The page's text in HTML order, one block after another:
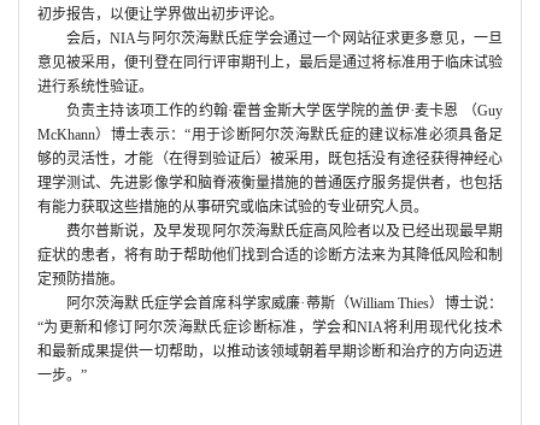
初步报告，以便让学界做出初步评论。
会后，NIA与阿尔茨海默氏症学会通过一个网站征求更多意见，一旦
意见被采用，便刊登在同行评审期刊上，最后是通过将标准用于临床试验
进行系统性验证。
负责主持该项工作的约翰·霍普金斯大学医学院的盖伊·麦卡恩 （Guy
McKhann）博士表示：“用于诊断阿尔茨海默氏症的建议标准必须具备足
够的灵活性，才能（在得到验证后）被采用，既包括没有途径获得神经心
理学测试、先进影像学和脑脊液衡量措施的普通医疗服务提供者，也包括
有能力获取这些措施的从事研究或临床试验的专业研究人员。
费尔普斯说，及早发现阿尔茨海默氏症高风险者以及已经出现最早期
症状的患者，将有助于帮助他们找到合适的诊断方法来为其降低风险和制
定预防措施。
阿尔茨海默氏症学会首席科学家威廉·蒂斯（William Thies）博士说：
“为更新和修订阿尔茨海默氏症诊断标准，学会和NIA将利用现代化技术
和最新成果提供一切帮助，以推动该领域朝着早期诊断和治疗的方向迈进
一步。 ”